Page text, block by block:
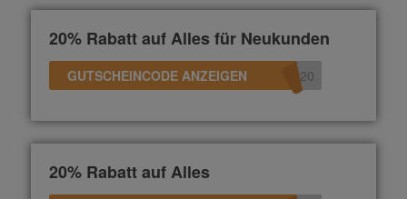
20% Rabatt auf Alles für Neukunden
GUTSCHEINCODE ANZEIGEN e20
20% Rabatt auf Alles